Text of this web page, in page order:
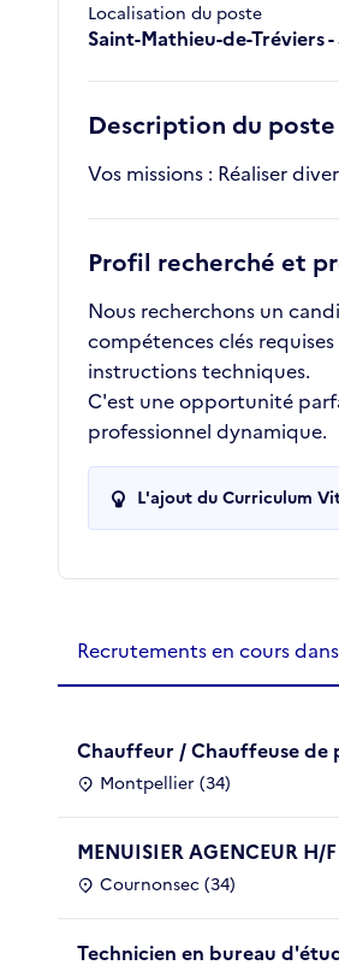
Localisation du poste
Saint-Mathieu-de-Tréviers -
Description du poste
Vos missions : Réaliser
Profil recherché et
Nous recherchons un
compétences clés
instructions techniques.
C'est une opportunité
professionnel dynamique.
L'ajout du Curriculum
Recrutements de la
Recrutements en cours
Chauffeur / Chauffeuse de
Montpellier (34)
MENUISIER AGENCEUR H/F
Cournonsec (34)
Technicien en bureau